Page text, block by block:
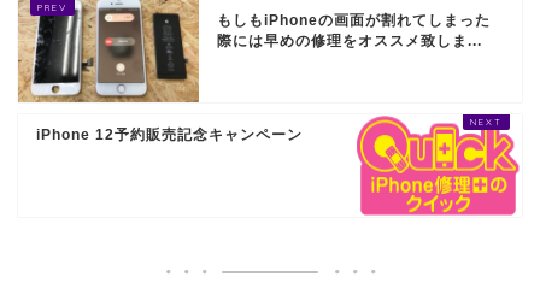
もしもiPhoneの画面が割れてしまった
際には早めの修理をオススメ致しま...
iPhone 12予約販売記念キャンペーン